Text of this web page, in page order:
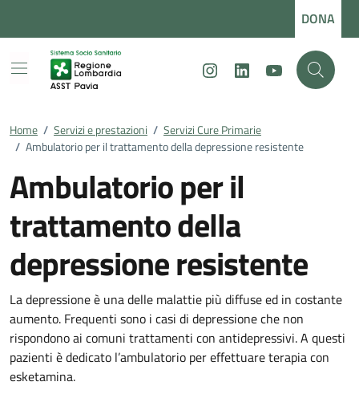
DONA
InstagramLinkedInYoutube
Home / Servizi e prestazioni / Servizi Cure Primarie
/ Ambulatorio per il trattamento della depressione resistente
Ambulatorio per il
trattamento della
depressione resistente
La depressione è una delle malattie più diffuse ed in costante
aumento. Frequenti sono i casi di depressione che non
rispondono ai comuni trattamenti con antidepressivi. A questi
pazienti è dedicato l’ambulatorio per effettuare terapia con
esketamina.